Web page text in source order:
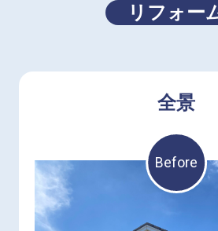
リフォー
全景
Before